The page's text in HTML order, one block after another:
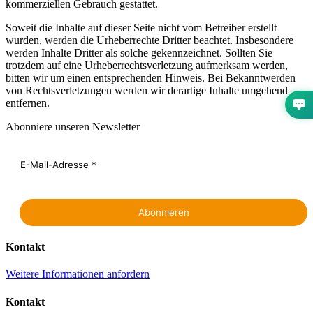
kommerziellen Gebrauch gestattet.
Soweit die Inhalte auf dieser Seite nicht vom Betreiber erstellt
wurden, werden die Urheberrechte Dritter beachtet. Insbesondere
werden Inhalte Dritter als solche gekennzeichnet. Sollten Sie
trotzdem auf eine Urheberrechtsverletzung aufmerksam werden,
bitten wir um einen entsprechenden Hinweis. Bei Bekanntwerden
von Rechtsverletzungen werden wir derartige Inhalte umgehend
entfernen.
Abonniere unseren Newsletter
Kontakt
Weitere Informationen anfordern
Kontakt